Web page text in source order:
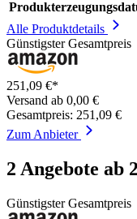
Alle Produktdetails
Günstigster Gesamtpreis
251,09 €*
Versand ab 0,00 €
Gesamtpreis: 251,09 €
Zum Anbieter
2 Angebote ab
Günstigster Gesamtpreis